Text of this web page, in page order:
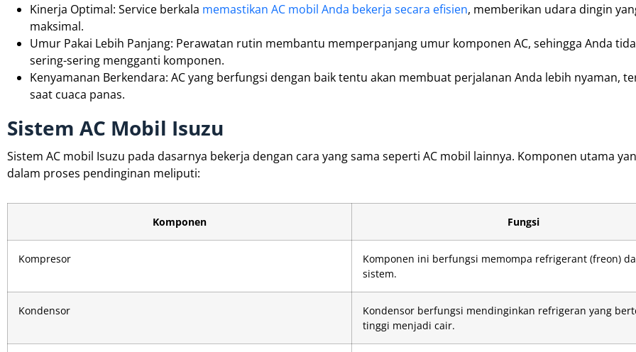
Kinerja Optimal: Service berkala memastikan AC mobil Anda bekerja secara efisien, memberikan udara dingin
maksimal.
Umur Pakai Lebih Panjang: Perawatan rutin membantu memperpanjang umur komponen AC, sehingga Anda
sering-sering mengganti komponen.
Kenyamanan Berkendara: AC yang berfungsi dengan baik tentu akan membuat perjalanan Anda lebih nyaman,
saat cuaca panas.
Sistem AC Mobil Isuzu
Sistem AC mobil Isuzu pada dasarnya bekerja dengan cara yang sama seperti AC mobil lainnya. Komponen utama
dalam proses pendinginan meliputi:
Komponen Fungsi
Kompresor
Komponen ini berfungsi memompa refrigerant (freon)
sistem.
Kondensor
Kondensor berfungsi mendinginkan refrigeran yang
tinggi menjadi cair.